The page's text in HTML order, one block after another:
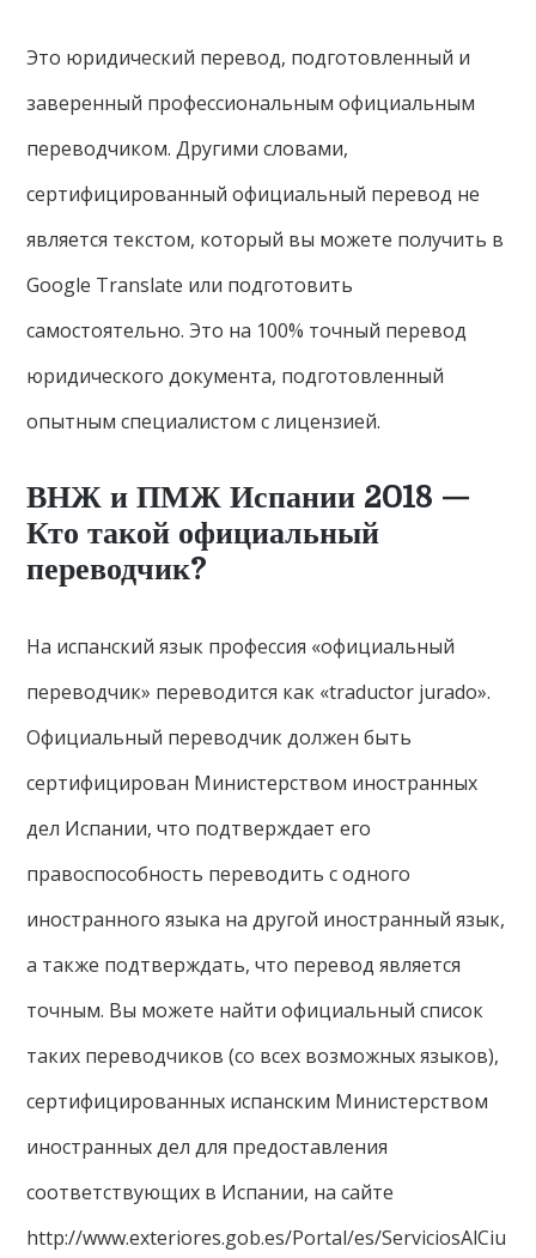
Это юридический перевод, подготовленный и
заверенный профессиональным официальным
переводчиком. Другими словами,
сертифицированный официальный перевод не
является текстом, который вы можете получить в
Google Translate или подготовить
самостоятельно. Это на 100% точный перевод
юридического документа, подготовленный
опытным специалистом с лицензией.
ВНЖ и ПМЖ Испании 2018 —
Кто такой официальный
переводчик?
На испанский язык профессия «официальный
переводчик» переводится как «traductor jurado».
Официальный переводчик должен быть
сертифицирован Министерством иностранных
дел Испании, что подтверждает его
правоспособность переводить с одного
иностранного языка на другой иностранный язык,
а также подтверждать, что перевод является
точным. Вы можете найти официальный список
таких переводчиков (со всех возможных языков),
сертифицированных испанским Министерством
иностранных дел для предоставления
соответствующих в Испании, на сайте
http://www.exteriores.gob.es/Portal/es/ServiciosAlCiu